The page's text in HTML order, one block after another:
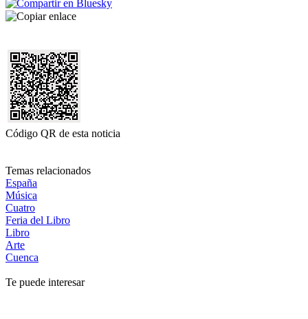
Código QR de esta noticia
Temas relacionados
España
Música
Cuatro
Feria del Libro
Libro
Arte
Cuenca
Te puede interesar